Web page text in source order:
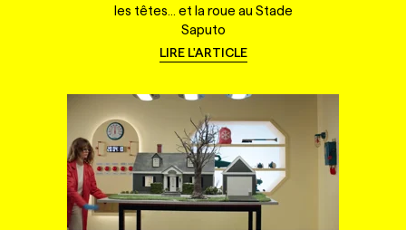
les têtes... et la roue au Stade
Saputo
LIRE L'ARTICLE